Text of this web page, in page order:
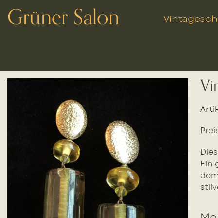
Grüner Salon
Ein